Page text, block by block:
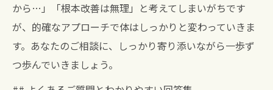
から…」「根本改善は無理」と考えてしまいがちです
が、的確なアプローチで体はしっかりと変わっていきま
す。あなたのご相談に、しっかり寄り添いながら一歩ず
つ歩んでいきましょう。